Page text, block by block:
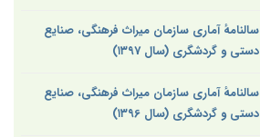
سالنامهٔ آماری سازمان میراث فرهنگی، صنایع
دستی و گردشگری (سال ۱۳۹7)
سالنامهٔ آماری سازمان میراث فرهنگی، صنایع
دستی و گردشگری (سال ۱۳۹6)